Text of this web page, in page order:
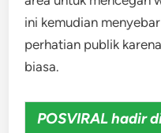
ini kemudian
perhatian publik
biasa.
POSVIRAL hadir